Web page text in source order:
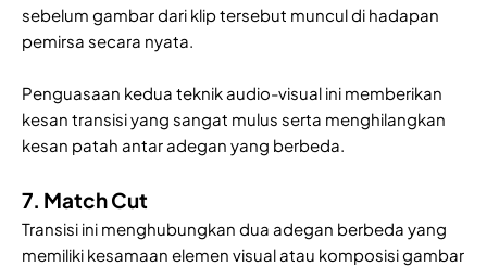
sebelum gambar dari klip tersebut muncul di hadapan
pemirsa secara nyata.
Penguasaan kedua teknik audio-visual ini memberikan
kesan transisi yang sangat mulus serta menghilangkan
kesan patah antar adegan yang berbeda.
7. Match Cut
Transisi ini menghubungkan dua adegan berbeda yang
memiliki kesamaan elemen visual atau komposisi gambar